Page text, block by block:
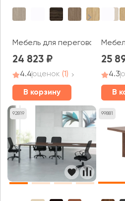
Мебель для переговорных
24 823
4.4оценок (1)
В корзину
25
4.3
В
92819 99881